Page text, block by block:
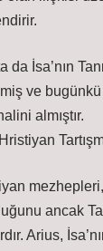
İsa’nın
ve bugünkü
almıştır.
mezhepleri,
ancak
Arius,